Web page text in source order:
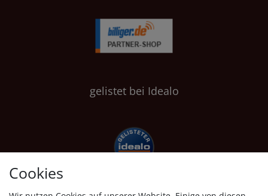
gelistet bei Idealo
Cookies